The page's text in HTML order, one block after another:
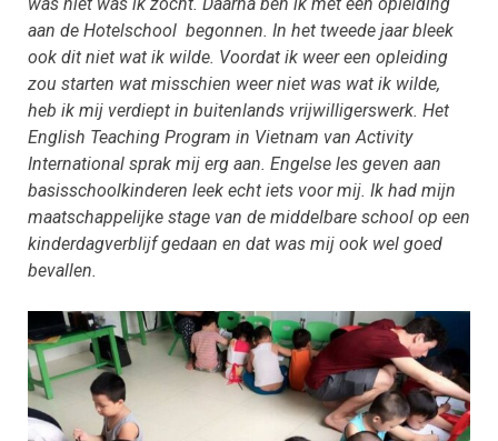
aan de Hotelschool begonnen. In het tweede jaar bleek
ook dit niet wat ik wilde. Voordat ik weer een opleiding
zou starten wat misschien weer niet was wat ik wilde,
heb ik mij verdiept in buitenlands vrijwilligerswerk. Het
English Teaching Program in Vietnam van Activity
International sprak mij erg aan. Engelse les geven aan
basisschoolkinderen leek echt iets voor mij. Ik had mijn
maatschappelijke stage van de middelbare school op een
kinderdagverblijf gedaan en dat was mij ook wel goed
bevallen.